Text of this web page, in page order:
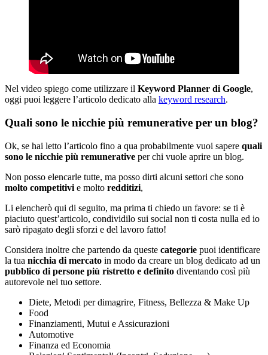
Nel video spiego come utilizzare il Keyword Planner di Google,
oggi puoi leggere l’articolo dedicato alla keyword research.
Quali sono le nicchie più remunerative per un blog?
Ok, se hai letto l’articolo fino a qua probabilmente vuoi sapere quali
sono le nicchie più remunerative per chi vuole aprire un blog.
Non posso elencarle tutte, ma posso dirti alcuni settori che sono
molto competitivi e molto redditizi,
Li elencherò qui di seguito, ma prima ti chiedo un favore: se ti è
piaciuto quest’articolo, condividilo sui social non ti costa nulla ed io
sarò ripagato degli sforzi e del lavoro fatto!
Considera inoltre che partendo da queste categorie puoi identificare
la tua nicchia di mercato in modo da creare un blog dedicato ad un
pubblico di persone più ristretto e definito diventando così più
autorevole nel tuo settore.
Diete, Metodi per dimagrire, Fitness, Bellezza & Make Up
Food
Finanziamenti, Mutui e Assicurazioni
Automotive
Finanza ed Economia